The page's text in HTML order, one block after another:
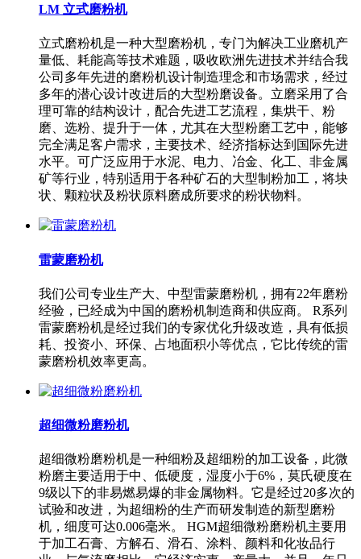
LM 立式磨粉机
立式磨粉机是一种大型磨粉机，专门为解决工业磨机产
量低、耗能高等技术难题，吸收欧洲先进技术并结合我
公司多年先进的磨粉机设计制造理念和市场需求，经过
多年的潜心设计改进后的大型粉磨设备。立磨采用了合
理可靠的结构设计，配合先进工艺流程，集烘干、粉
磨、选粉、提升于一体，尤其在大型粉磨工艺中，能够
完全满足客户需求，主要技术、经济指标达到国际先进
水平。可广泛应用于水泥、电力、冶金、化工、非金属
矿等行业，特别适用于各种矿石的大型制粉加工，将块
状、颗粒状及粉状原料磨成所要求的粉状物料。
雷蒙磨粉机
我们公司专业生产大、中型雷蒙磨粉机，拥有22年磨粉
经验，已经成为中国的磨粉机制造商和供应商。 R系列
雷蒙磨粉机是经过我们的专家优化升级改造，具有低损
耗、投资小、环保、占地面积小等优点，它比传统的雷
蒙磨粉机效率更高。
超细微粉磨粉机
超细微粉磨粉机是一种细粉及超细粉的加工设备，此微
粉磨主要适用于中、低硬度，湿度小于6%，莫氏硬度在
9级以下的非易燃易爆的非金属物料。它是经过20多次的
试验和改进，为超细粉的生产而研发制造的新型磨粉
机，细度可达0.006毫米。 HGM超细微粉磨粉机主要用
于加工石膏、方解石、滑石、涂料、颜料和化妆品行